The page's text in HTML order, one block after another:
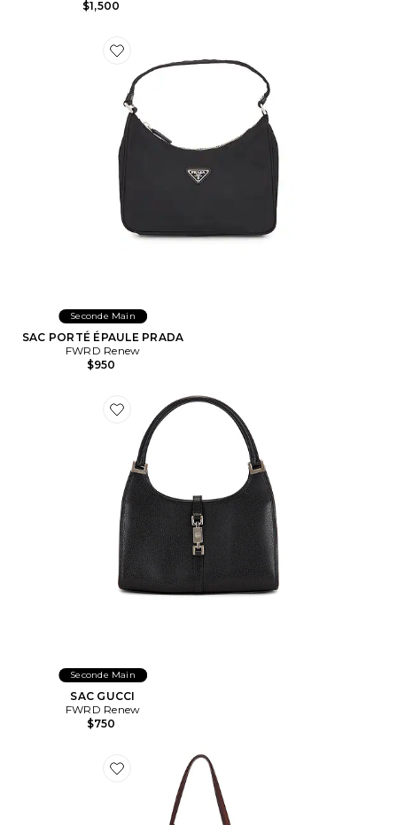
$1,500
Favorite SAC PORTÉ ÉPAULE PRADA
Seconde Main
SAC PORTÉ ÉPAULE PRADA
FWRD Renew
$950
Favorite SAC GUCCI
Seconde Main
SAC GUCCI
FWRD Renew
$750
Favorite SAC FENDI